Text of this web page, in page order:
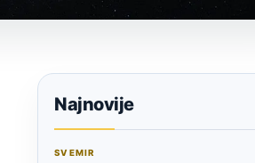
Najnovije
SVEMIR